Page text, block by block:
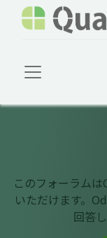
このフォーラム
いただけます。
回答